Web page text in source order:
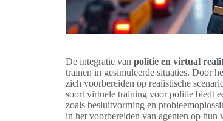
De integratie van politie en virtual
trainen in gesimuleerde situaties. Door
zich voorbereiden op realistische
soort virtuele training voor politie biedt
zoals besluitvorming en
in het voorbereiden van agenten op hun